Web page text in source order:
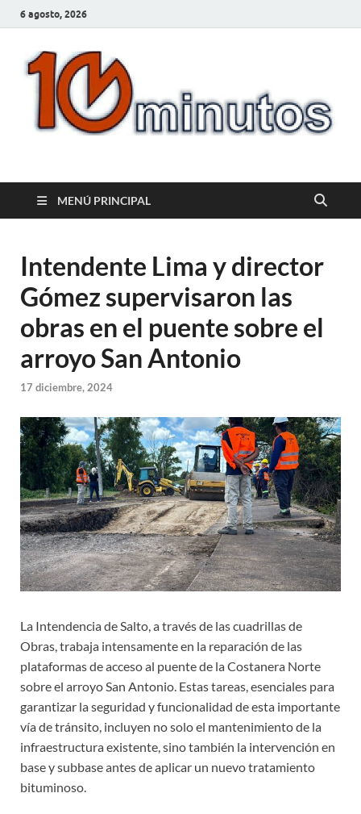
6 agosto, 2026
10minutos.com.uy
MENÚ PRINCIPAL
Intendente Lima y director
Gómez supervisaron las
obras en el puente sobre el
arroyo San Antonio
17 diciembre, 2024
La Intendencia de Salto, a través de las cuadrillas de
Obras, trabaja intensamente en la reparación de las
plataformas de acceso al puente de la Costanera Norte
sobre el arroyo San Antonio. Estas tareas, esenciales para
garantizar la seguridad y funcionalidad de esta importante
vía de tránsito, incluyen no solo el mantenimiento de la
infraestructura existente, sino también la intervención en
base y subbase antes de aplicar un nuevo tratamiento
bituminoso.